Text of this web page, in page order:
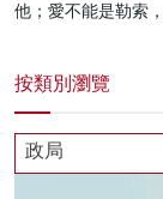
他；愛不能是勒索
按類別瀏覽
政局